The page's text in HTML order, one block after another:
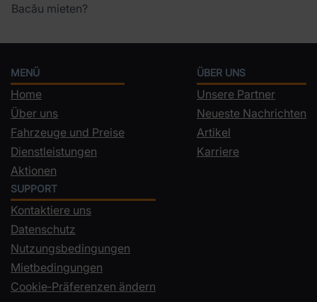
Bacău mieten?
MENÜ
Home
Über uns
Fahrzeuge und Preise
Dienstleistungen
Aktionen
ÜBER UNS
Unsere Partner
Neueste Nachrichten
Artikel
Karriere
SUPPORT
Kontaktiere uns
Datenschutz
Nutzungsbedingungen
Mietbedingungen
Cookie‑Präferenzen ändern